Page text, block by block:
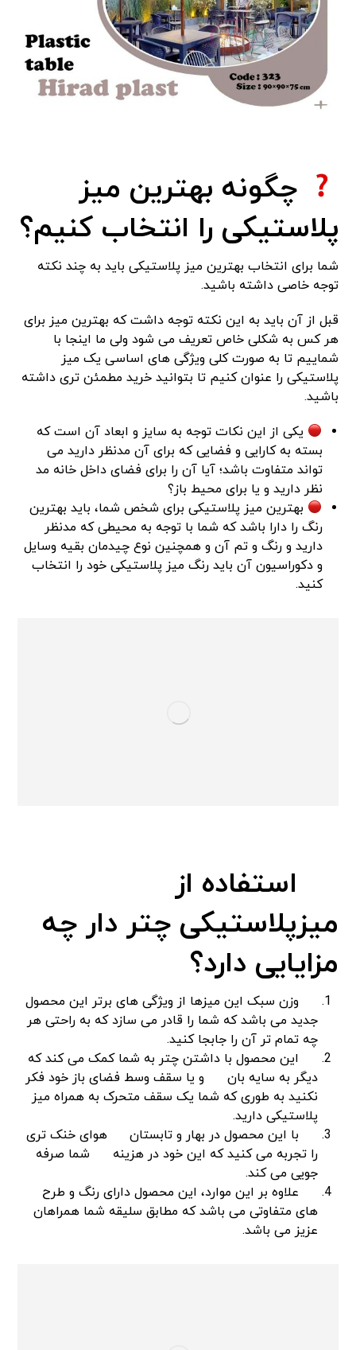
چگونه بهترین میز
پلاستیکی را انتخاب کنیم؟
شما برای انتخاب بهترین میز پلاستیکی باید به چند نکته
توجه خاصی داشته باشید.
قبل از آن باید به این نکته توجه داشت که بهترین میز برای
هر کس به شکلی خاص تعریف می شود ولی ما اینجا با
شماییم تا به صورت کلی ویژگی های اساسی یک میز
پلاستیکی را عنوان کنیم تا بتوانید خرید مطمئن تری داشته
باشید.
یکی از این نکات توجه به سایز و ابعاد آن است که
بسته به کارایی و فضایی که برای آن مدنظر دارید می
تواند متفاوت باشد؛ آیا آن را برای فضای داخل خانه مد
نظر دارید و یا برای محیط باز؟
بهترین میز پلاستیکی برای شخص شما، باید بهترین
رنگ را دارا باشد که شما با توجه به محیطی که مدنظر
دارید و رنگ و تم آن و همچنین نوع چیدمان بقیه وسایل
و دکوراسیون آن باید رنگ میز پلاستیکی خود را انتخاب
کنید.
استفاده از
میزپلاستیکی چتر دار چه
مزایایی دارد؟
وزن سبک این میزها از ویژگی های برتر این محصول
جدید می باشد که شما را قادر می سازد که به راحتی هر
چه تمام تر آن را جابجا کنید.
این محصول با داشتن چتر به شما کمک می کند که
دیگر به سایه بان
و یا سقف وسط فضای باز خود فکر
نکنید به طوری که شما یک سقف متحرک به همراه میز
پلاستیکی دارید.
با این محصول در بهار و تابستان
هوای خنک تری
را تجربه می کنید که این خود در هزینه
شما صرفه
جویی می کند.
علاوه بر این موارد، این محصول دارای رنگ و طرح
های متفاوتی می باشد که مطابق سلیقه شما همراهان
عزیز می باشد.